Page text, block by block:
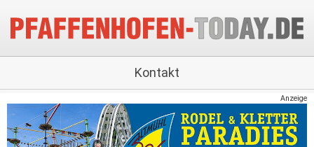
Kontakt
Anzeige